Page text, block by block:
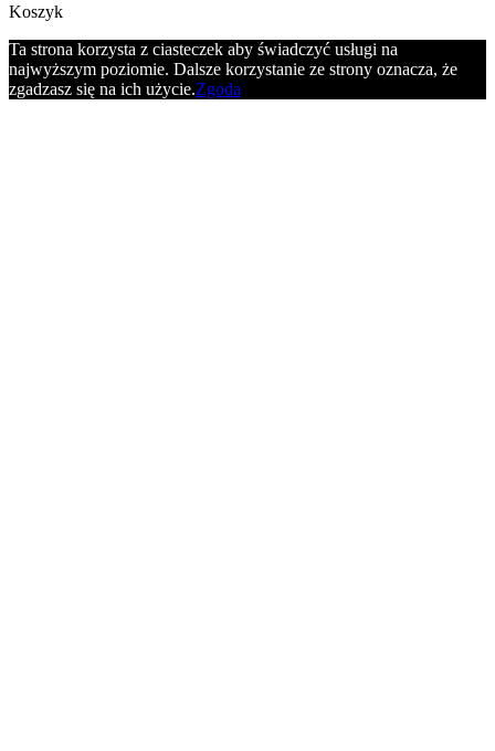
Koszyk
Ta strona korzysta z ciasteczek aby świadczyć usługi na
najwyższym poziomie. Dalsze korzystanie ze strony oznacza, że
zgadzasz się na ich użycie.Zgoda